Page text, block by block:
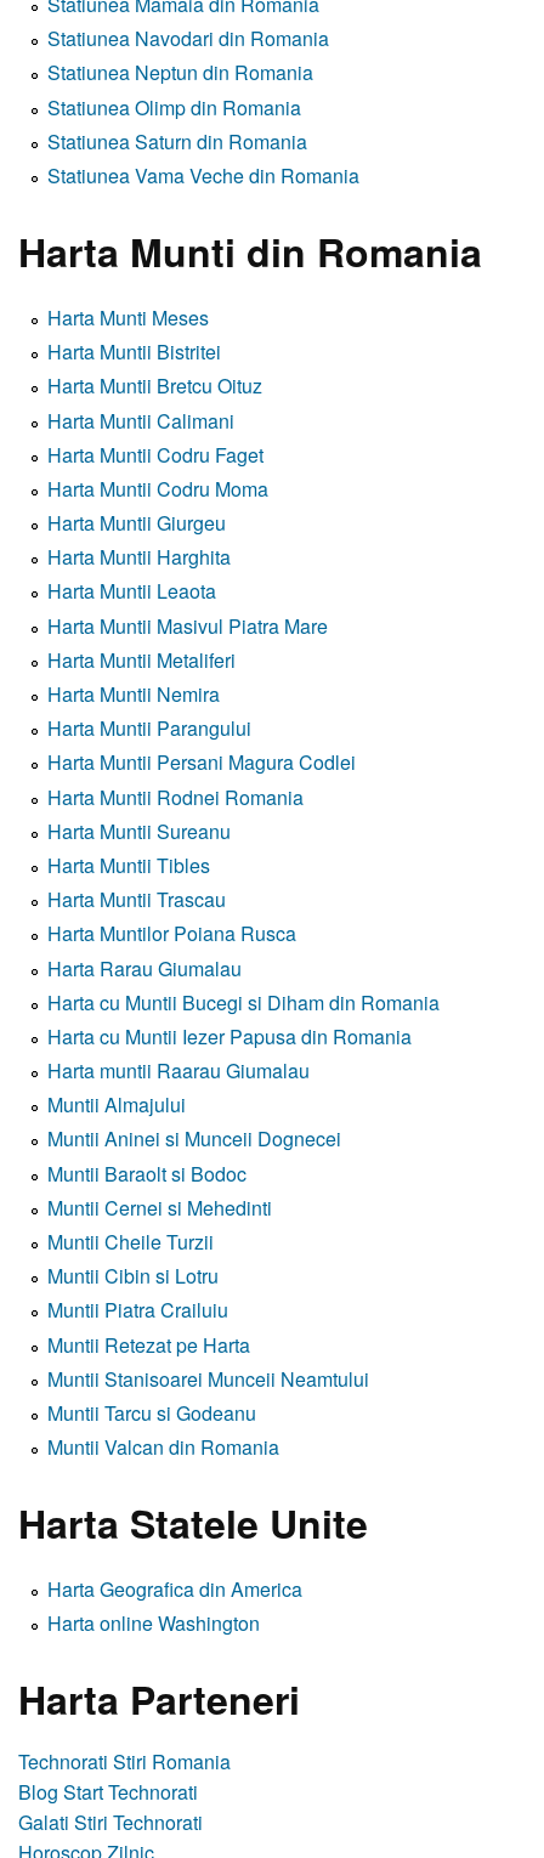
Statiunea Navodari din Romania
Statiunea Neptun din Romania
Statiunea Olimp din Romania
Statiunea Saturn din Romania
Statiunea Vama Veche din Romania
Harta Munti din Romania
Harta Munti Meses
Harta Muntii Bistritei
Harta Muntii Bretcu Oituz
Harta Muntii Calimani
Harta Muntii Codru Faget
Harta Muntii Codru Moma
Harta Muntii Giurgeu
Harta Muntii Harghita
Harta Muntii Leaota
Harta Muntii Masivul Piatra Mare
Harta Muntii Metaliferi
Harta Muntii Nemira
Harta Muntii Parangului
Harta Muntii Persani Magura Codlei
Harta Muntii Rodnei Romania
Harta Muntii Sureanu
Harta Muntii Tibles
Harta Muntii Trascau
Harta Muntilor Poiana Rusca
Harta Rarau Giumalau
Harta cu Muntii Bucegi si Diham din Romania
Harta cu Muntii Iezer Papusa din Romania
Harta muntii Raarau Giumalau
Muntii Almajului
Muntii Aninei si Munceii Dognecei
Muntii Baraolt si Bodoc
Muntii Cernei si Mehedinti
Muntii Cheile Turzii
Muntii Cibin si Lotru
Muntii Piatra Crailuiu
Muntii Retezat pe Harta
Muntii Stanisoarei Munceii Neamtului
Muntii Tarcu si Godeanu
Muntii Valcan din Romania
Harta Statele Unite
Harta Geografica din America
Harta online Washington
Harta Parteneri
Technorati Stiri Romania
Blog Start Technorati
Galati Stiri Technorati